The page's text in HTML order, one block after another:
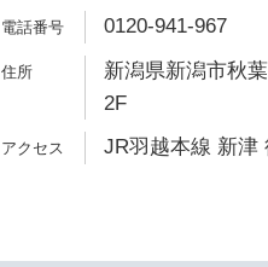
0120-941-967
新潟県新潟市秋
2F
JR羽越本線 新津